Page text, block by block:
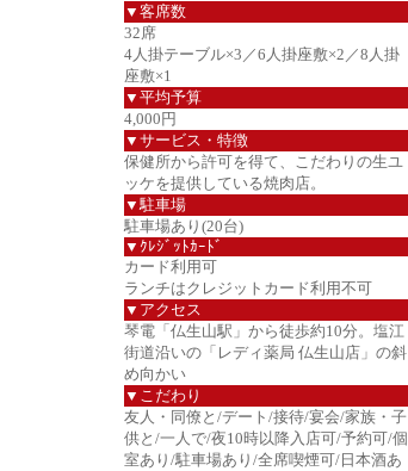
▼客席数
32席
4人掛テーブル×3／6人掛座敷×2／8人掛
座敷×1
▼平均予算
4,000円
▼サービス・特徴
保健所から許可を得て、こだわりの生ユ
ッケを提供している焼肉店。
▼駐車場
駐車場あり(20台)
▼ｸﾚｼﾞｯﾄｶｰﾄﾞ
カード利用可
ランチはクレジットカード利用不可
▼アクセス
琴電「仏生山駅」から徒歩約10分。塩江
街道沿いの「レディ薬局 仏生山店」の斜
め向かい
▼こだわり
友人・同僚と/デート/接待/宴会/家族・子
供と/一人で/夜10時以降入店可/予約可/個
室あり/駐車場あり/全席喫煙可/日本酒あ